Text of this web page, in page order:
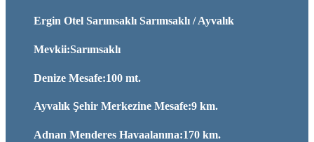
Ergin Otel Sarımsaklı Sarımsaklı / Ayvalık
Mevkii:Sarımsaklı
Denize Mesafe:100 mt.
Ayvalık Şehir Merkezine Mesafe:9 km.
Adnan Menderes Havaalanına:170 km.